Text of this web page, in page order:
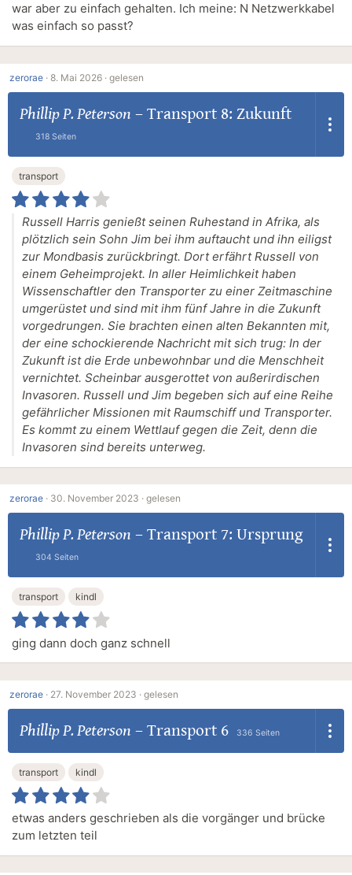
war aber zu einfach gehalten. Ich meine: N Netzwerkkabel
was einfach so passt?
zerorae · 8. Mai 2026 · gelesen
Phillip P. Peterson – Transport 8: Zukunft
318 Seiten
transport
Russell Harris genießt seinen Ruhestand in Afrika, als
plötzlich sein Sohn Jim bei ihm auftaucht und ihn eiligst
zur Mondbasis zurückbringt. Dort erfährt Russell von
einem Geheimprojekt. In aller Heimlichkeit haben
Wissenschaftler den Transporter zu einer Zeitmaschine
umgerüstet und sind mit ihm fünf Jahre in die Zukunft
vorgedrungen. Sie brachten einen alten Bekannten mit,
der eine schockierende Nachricht mit sich trug: In der
Zukunft ist die Erde unbewohnbar und die Menschheit
vernichtet. Scheinbar ausgerottet von außerirdischen
Invasoren. Russell und Jim begeben sich auf eine Reihe
gefährlicher Missionen mit Raumschiff und Transporter.
Es kommt zu einem Wettlauf gegen die Zeit, denn die
Invasoren sind bereits unterweg.
zerorae · 30. November 2023 · gelesen
Phillip P. Peterson – Transport 7: Ursprung
304 Seiten
transport kindl
ging dann doch ganz schnell
zerorae · 27. November 2023 · gelesen
Phillip P. Peterson – Transport 6 336 Seiten
transport kindl
etwas anders geschrieben als die vorgänger und brücke
zum letzten teil